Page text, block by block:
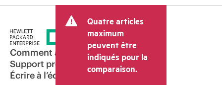
Quatre articles
maximum
peuvent être
indiqués pour la
comparaison.
Comment acheter
Support produit
Écrire à l’équipe commerciale